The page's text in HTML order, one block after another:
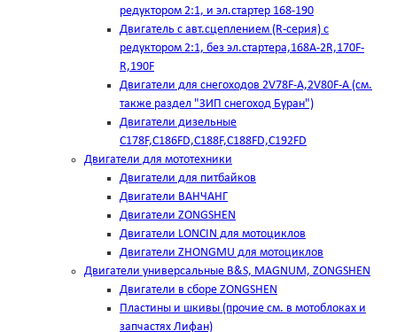
редуктором 2:1, и эл.стартер 168-190
Двигатель с авт.сцеплением (R-серия) с
редуктором 2:1, без эл.стартера,168А-2R,170F-
R,190F
Двигатели для снегоходов 2V78F-A,2V80F-A (см.
также раздел "ЗИП снегоход Буран")
Двигатели дизельные
C178F,С186FD,C188F,C188FD,C192FD
Двигатели для мототехники
Двигатели для питбайков
Двигатели ВАНЧАНГ
Двигатели ZONGSHEN
Двигатели LONCIN для мотоциклов
Двигатели ZHONGMU для мотоциклов
Двигатели универсальные B&S, MAGNUM, ZONGSHEN
Двигатели в сборе ZONGSHEN
Пластины и шкивы (прочие см. в мотоблоках и
запчастях Лифан)